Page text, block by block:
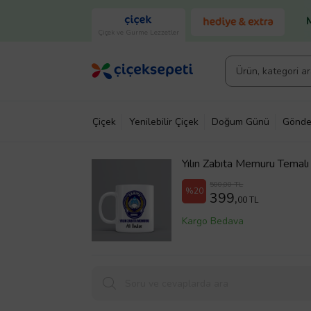
Çiçek ve Gurme Lezzetler
Çiçek Yenilebilir Çiçek Doğum Günü
Yılın Zabıta Memuru
%20
500,00 TL
399,00 TL
Kargo Bedava